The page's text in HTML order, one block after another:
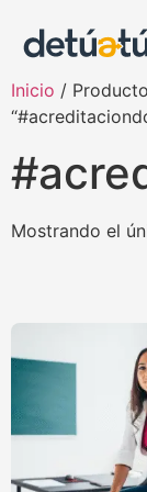
Inicio /
Mostrando el